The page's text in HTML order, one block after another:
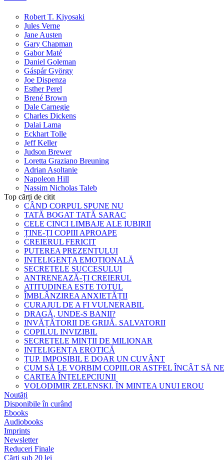
Robert T. Kiyosaki
Jules Verne
Jane Austen
Gary Chapman
Gabor Maté
Daniel Goleman
Gáspár György
Joe Dispenza
Esther Perel
Brené Brown
Dale Carnegie
Charles Dickens
Dalai Lama
Eckhart Tolle
Jeff Keller
Judson Brewer
Loretta Graziano Breuning
Adrian Asoltanie
Napoleon Hill
Nassim Nicholas Taleb
Top cărți de citit
CÂND CORPUL SPUNE NU
TATĂ BOGAT TATĂ SARAC
CELE CINCI LIMBAJE ALE IUBIRII
ȚINE-ȚI COPIII APROAPE
CREIERUL FERICIT
PUTEREA PREZENTULUI
INTELIGENȚA EMOȚIONALĂ
SECRETELE SUCCESULUI
ANTRENEAZĂ-ȚI CREIERUL
ATITUDINEA ESTE TOTUL
ÎMBLÂNZIREA ANXIETĂȚII
CURAJUL DE A FI VULNERABIL
DRAGĂ, UNDE-S BANII?
INVĂȚĂTORII DE GRIJĂ. SALVATORII
COPILUL INVIZIBIL
SECRETELE MINȚII DE MILIONAR
INTELIGENȚA EROTICĂ
ȚUP. IMPOSIBIL E DOAR UN CUVÂNT
CUM SĂ LE VORBIM COPIILOR ASTFEL ÎNCÂT SĂ
CARTEA ÎNȚELEPCIUNII
VOLODIMIR ZELENSKI. ÎN MINTEA UNUI EROU
Noutăți
Disponibile în curând
Ebooks
Audiobooks
Imprints
Newsletter
Reduceri Finale
Cărți sub 20 lei